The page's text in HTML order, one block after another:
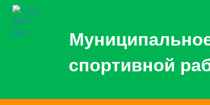
спортивной